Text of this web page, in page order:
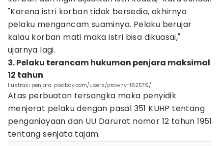
"Karena istri korban tidak bersedia, akhirnya
pelaku mengancam suaminya. Pelaku berujar
kalau korban mati maka istri bisa dikuasai,"
ujarnya lagi.
3. Pelaku terancam hukuman penjara maksimal
12 tahun‎
Ilustrasi penjara. pixabay.com/users/prawny-162579/
Atas perbuatan tersangka maka penyidik
menjerat pelaku dengan pasal 351 KUHP tentang
penganiayaan dan UU Darurat nomor 12 tahun 1951
tentang senjata tajam.